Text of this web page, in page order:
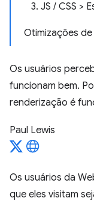
3. JS / CSS >
Otimizações
Os usuários
funcionam bem.
renderização é
Paul Lewis
Os usuários da
que eles visitam